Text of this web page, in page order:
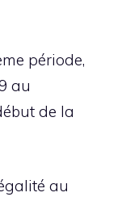
période,
au
de la
au